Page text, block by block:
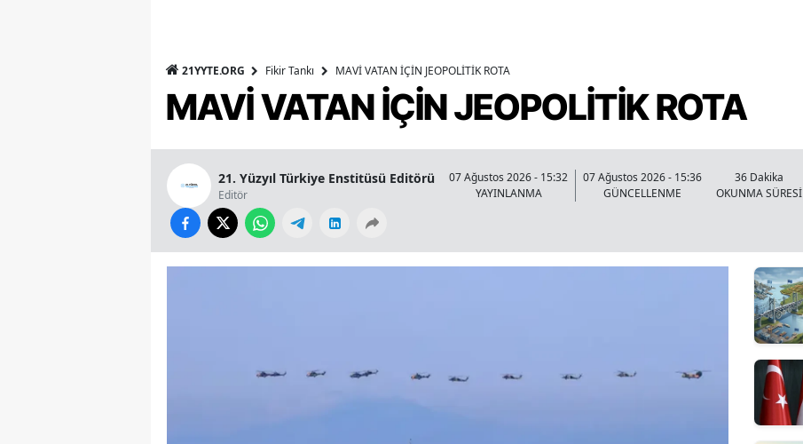
21YYTE.ORG Fikir Tankı MAVİ VATAN İÇİN JEOPOLİTİK ROTA
MAVİ VATAN İÇİN JEOPOLİTİK ROTA
21. Yüzyıl Türkiye Enstitüsü Editörü
Editör
07 Ağustos 2026 - 15:32
YAYINLANMA
07 Ağustos 2026 - 15:36
GÜNCELLENME
36 Dakika
OKUNMA SÜRESİ